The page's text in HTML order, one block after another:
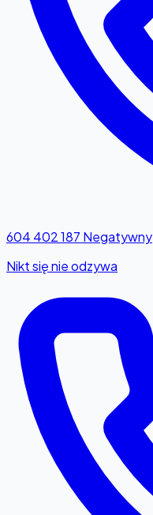
604 402 187 Negatywny
Nikt się nie odzywa